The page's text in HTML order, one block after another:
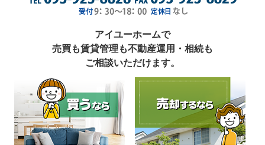
アイユーホームで
売買も賃貸管理も不動産運用・相続も
ご相談いただけます。